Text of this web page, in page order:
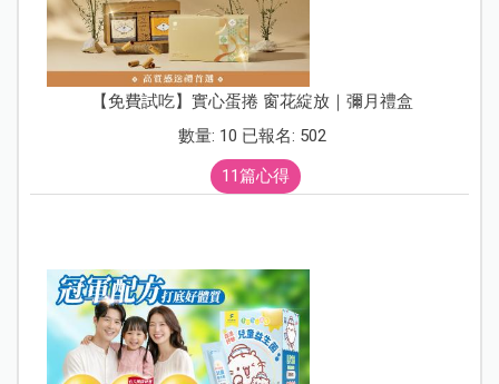
【免費試吃】實心蛋捲 窗花綻放｜彌月禮盒
數量: 10 已報名: 502
11篇心得